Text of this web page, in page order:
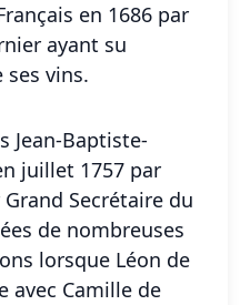
en 1686 par
ayant su
vins.
Jean-Baptiste-
juillet 1757 par
Secrétaire du
de nombreuses
lorsque Léon de
avec Camille de